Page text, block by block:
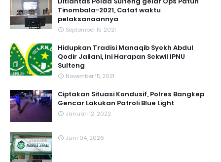
Tinombala-2021, Catat waktu
pelaksanaannya
September 15, 2021
Hidupkan Tradisi Manaqib Syekh Abdul
Qodir Jailani, Ini Harapan Sekwil IPNU
Sulteng
November 15, 2021
Ciptakan Situasi Kondusif, Polres Bangkep
Gencar Lakukan Patroli Blue Light
Januari 12, 2022
Juni 04, 2026